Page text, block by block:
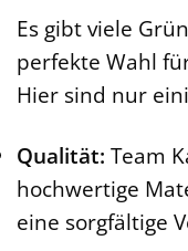
Es gibt viele
perfekte Wahl
Hier sind nur
Qualität: Team
hochwertige
eine sorgfältige